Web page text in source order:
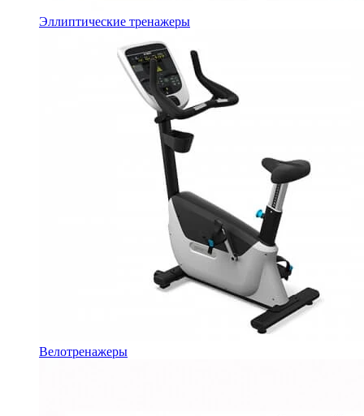
Эллиптические тренажеры
Велотренажеры